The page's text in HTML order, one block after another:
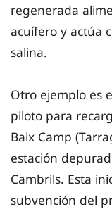
regenerada
acuífero y actúa
salina.
Otro ejemplo es
piloto para
Baix Camp
estación
Cambrils. Esta
subvención del